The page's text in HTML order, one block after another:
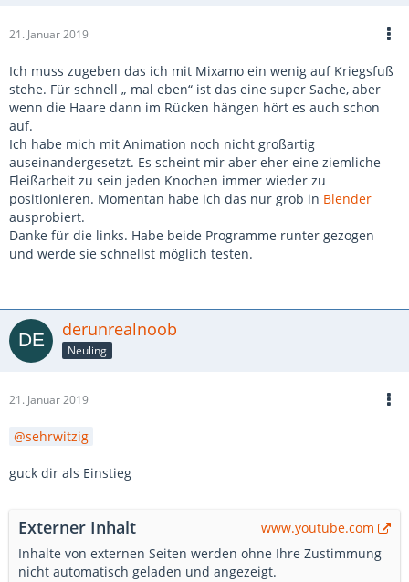
21. Januar 2019
Ich muss zugeben das ich mit Mixamo ein wenig auf Kriegsfuß
stehe. Für schnell „ mal eben“ ist das eine super Sache, aber
wenn die Haare dann im Rücken hängen hört es auch schon
auf.
Ich habe mich mit Animation noch nicht großartig
auseinandergesetzt. Es scheint mir aber eher eine ziemliche
Fleißarbeit zu sein jeden Knochen immer wieder zu
positionieren. Momentan habe ich das nur grob in Blender
ausprobiert.
Danke für die links. Habe beide Programme runter gezogen
und werde sie schnellst möglich testen.
derunrealnoob
Neuling
21. Januar 2019
sehrwitzig
guck dir als Einstieg
Externer Inhalt
www.youtube.com
Inhalte von externen Seiten werden ohne Ihre Zustimmung
nicht automatisch geladen und angezeigt.